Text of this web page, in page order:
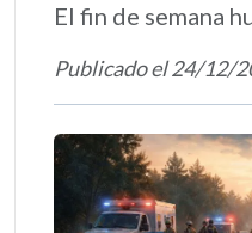
El fin de semana
Publicado el 24/12/